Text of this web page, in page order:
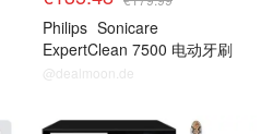
Philips Sonicare
ExpertClean 7500 电动牙刷
@dealmoon.de